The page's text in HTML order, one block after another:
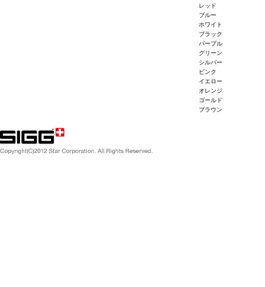
レッド
ブルー
ホワイト
ブラック
パープル
グリーン
シルバー
ピンク
イエロー
オレンジ
ゴールド
ブラウン